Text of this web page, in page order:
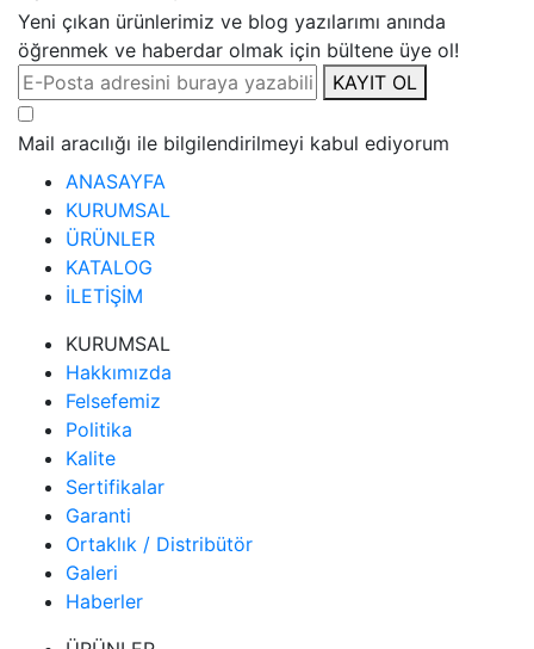
Yeni çıkan ürünlerimiz ve blog yazılarımı anında
öğrenmek ve haberdar olmak için bültene üye ol!
KAYIT OL
Mail aracılığı ile bilgilendirilmeyi kabul ediyorum
ANASAYFA
KURUMSAL
ÜRÜNLER
KATALOG
İLETİŞİM
KURUMSAL
Hakkımızda
Felsefemiz
Politika
Kalite
Sertifikalar
Garanti
Ortaklık / Distribütör
Galeri
Haberler